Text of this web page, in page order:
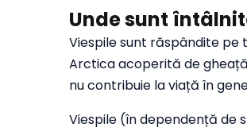
Unde sunt
Viespile sunt răspândite pe
Arctica acoperită de
nu contribuie la viață în
Viespile (în dependență de